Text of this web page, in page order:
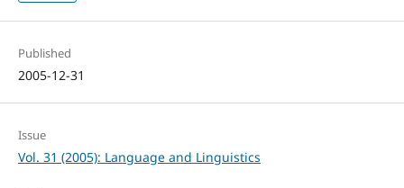
Published
2005-12-31
Issue
Vol. 31 (2005): Language and Linguistics